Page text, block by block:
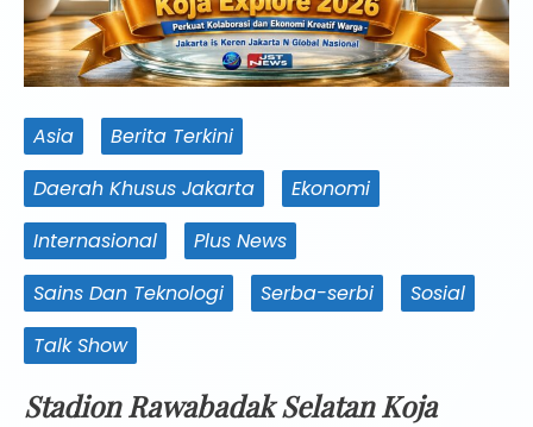
Asia
Berita Terkini
Daerah Khusus Jakarta
Ekonomi
Internasional
Plus News
Sains Dan Teknologi
Serba-serbi
Sosial
Talk Show
Stadion Rawabadak Selatan Koja